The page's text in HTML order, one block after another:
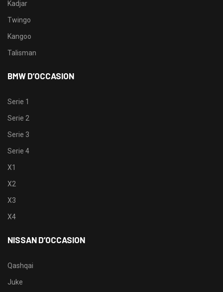
Kadjar
Twingo
Kangoo
Talisman
BMW D’OCCASION
Serie 1
Serie 2
Serie 3
Serie 4
X1
X2
X3
X4
NISSAN D’OCCASION
Qashqai
Juke